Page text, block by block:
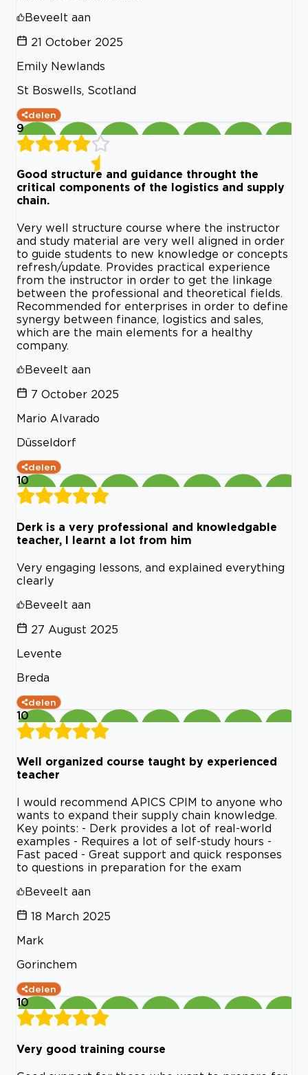
Beveelt aan
21 October 2025
Emily Newlands
St Boswells, Scotland
delen
9
Good structure and guidance throught the
critical components of the logistics and supply
chain.
Very well structure course where the instructor
and study material are very well aligned in order
to guide students to new knowledge or concepts
refresh/update. Provides practical experience
from the instructor in order to get the linkage
between the professional and theoretical fields.
Recommended for enterprises in order to define
synergy between finance, logistics and sales,
which are the main elements for a healthy
company.
Beveelt aan
7 October 2025
Mario Alvarado
Düsseldorf
delen
10
Derk is a very professional and knowledgable
teacher, I learnt a lot from him
Very engaging lessons, and explained everything
clearly
Beveelt aan
27 August 2025
Levente
Breda
delen
10
Well organized course taught by experienced
teacher
I would recommend APICS CPIM to anyone who
wants to expand their supply chain knowledge.
Key points: - Derk provides a lot of real-world
examples - Requires a lot of self-study hours -
Fast paced - Great support and quick responses
to questions in preparation for the exam
Beveelt aan
18 March 2025
Mark
Gorinchem
delen
10
Very good training course